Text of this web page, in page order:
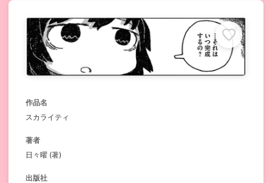
作品名
スカライティ
著者
日々曜 (著)
出版社